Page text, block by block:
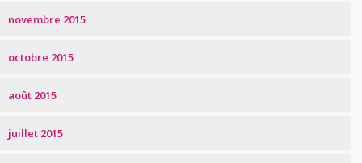
novembre 2015
octobre 2015
août 2015
juillet 2015